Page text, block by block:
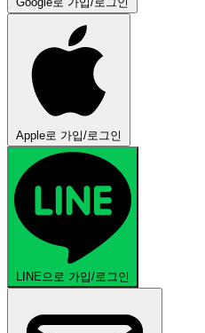
Apple로 가입/로그인
LINE으로 가입/로그인